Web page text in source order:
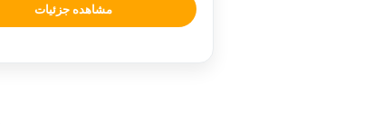
مشاهده جزئیات